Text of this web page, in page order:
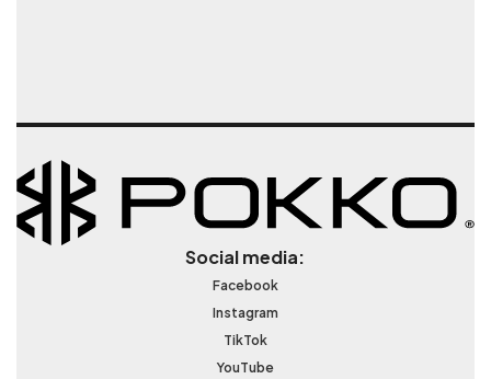
Social media:
Facebook
Instagram
TikTok
YouTube